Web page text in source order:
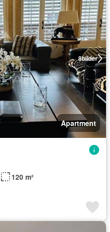
8bilder
Apartment
120 m²